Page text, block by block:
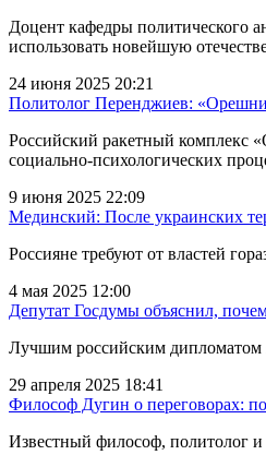
Доцент кафедры политического
использовать новейшую
24 июня 2025 20:21
Политолог Перенджиев:
Российский ракетный комплекс
социально-психологических
9 июня 2025 22:09
Мединский: После украинских
Россияне требуют от властей
4 мая 2025 12:00
Депутат Госдумы объяснил,
Лучшим российским дипломатом
29 апреля 2025 18:41
Философ Дугин о переговорах:
Известный философ, политолог